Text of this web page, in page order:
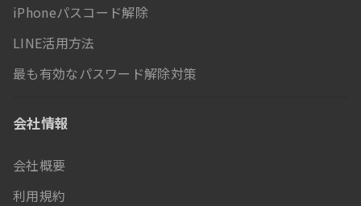
iPhoneパスコード解除
LINE活用方法
最も有効なパスワード解除対策
会社情報
会社概要
利用規約